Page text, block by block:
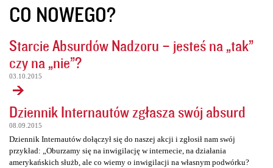
CO NOWEGO?
Starcie Absurdów Nadzoru – jesteś na „tak”
czy na „nie”?
03.10.2015
Dziennik Internautów zgłasza swój absurd
08.09.2015
Dziennik Internautów dołączył się do naszej akcji i zgłosił nam swój
przykład: „Oburzamy się na inwigilację w internecie, na działania
amerykańskich służb, ale co wiemy o inwigilacji na własnym podwórku?